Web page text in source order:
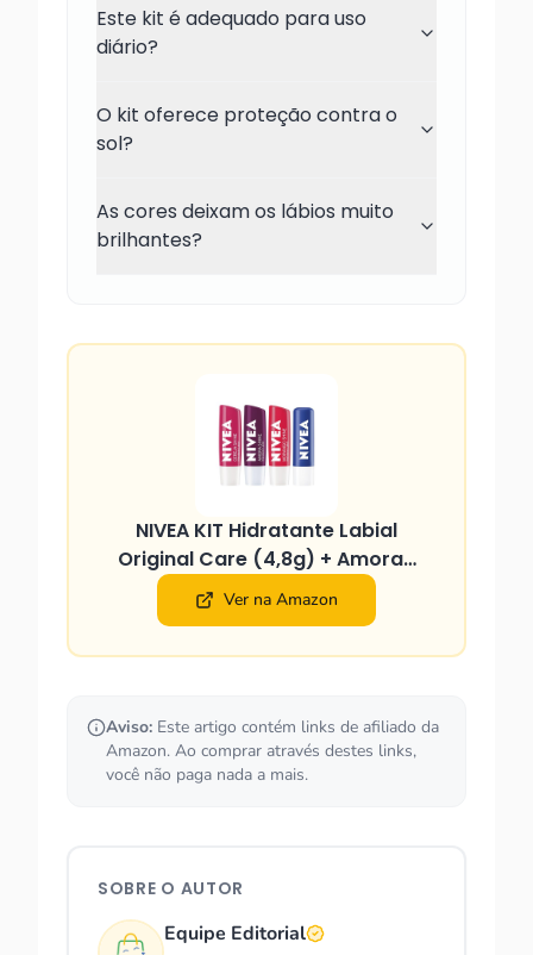
Este kit é adequado para uso
diário?
O kit oferece proteção contra o
sol?
As cores deixam os lábios muito
brilhantes?
NIVEA KIT Hidratante Labial
Original Care (4,8g) + Amora…
Ver na Amazon
Aviso: Este artigo contém links de afiliado da
Amazon. Ao comprar através destes links,
você não paga nada a mais.
SOBRE O AUTOR
Equipe Editorial